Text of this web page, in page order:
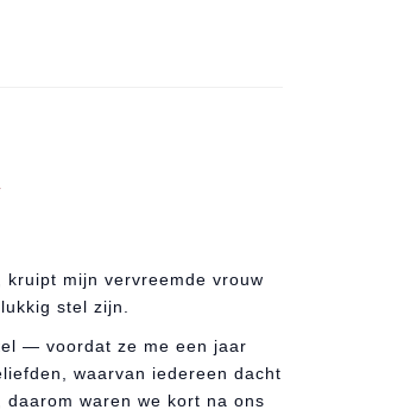
mijn vervreemde vrouw
stel zijn.
— voordat ze me een jaar
waarvan iedereen dacht
waren we kort na ons